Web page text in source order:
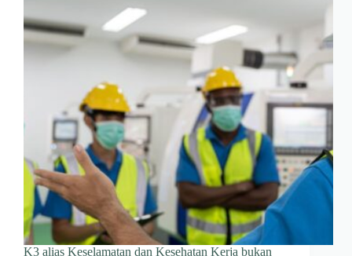
K3 alias Keselamatan dan Kesehatan Kerja bukan